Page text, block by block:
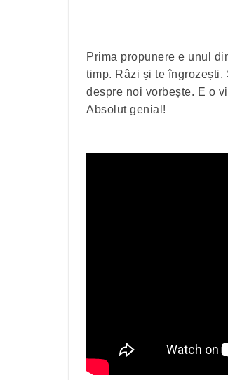
Prima propunere e unul
timp. Râzi și te îngrozești.
despre noi vorbește. E o
Absolut genial!